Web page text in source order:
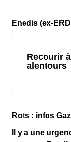
Enedis (ex-
Recourir
alentours
Rots : infos
Il y a une